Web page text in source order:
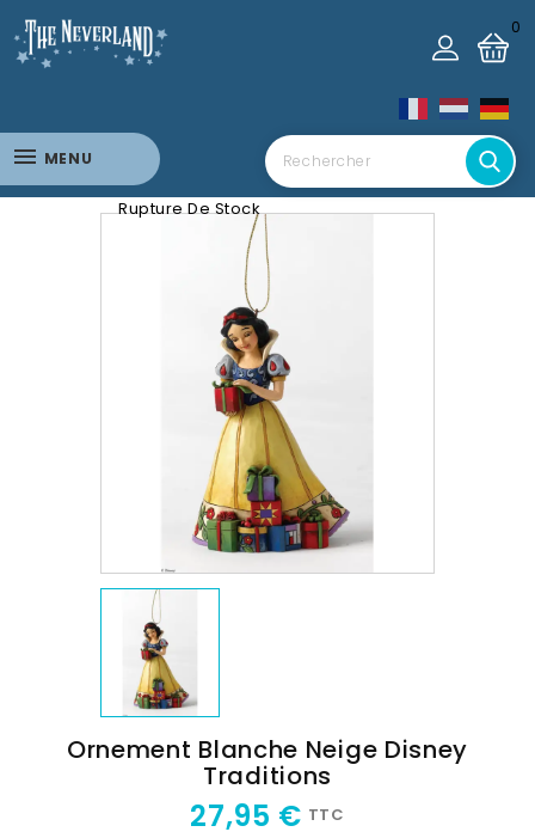
0
MENU
Rupture De Stock
Ornement Blanche Neige Disney
Traditions
27,95 € TTC